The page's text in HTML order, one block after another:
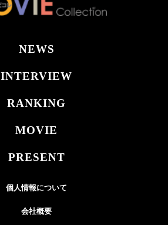
NEWS
INTERVIEW
RANKING
MOVIE
PRESENT
個人情報について
会社概要